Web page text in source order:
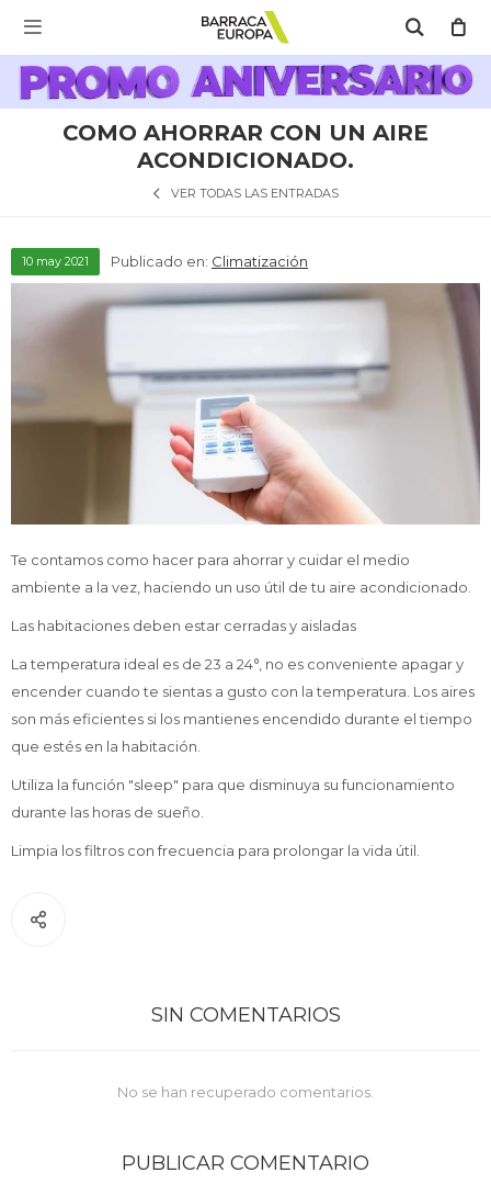

COMO AHORRAR CON UN AIRE
ACONDICIONADO.
VER TODAS LAS ENTRADAS
10 may 2021 Publicado en: Climatización
Te contamos como hacer para ahorrar y cuidar el medio
ambiente a la vez, haciendo un uso útil de tu aire acondicionado.
Las habitaciones deben estar cerradas y aisladas
La temperatura ideal es de 23 a 24°, no es conveniente apagar y
encender cuando te sientas a gusto con la temperatura. Los aires
son más eficientes si los mantienes encendido durante el tiempo
que estés en la habitación.
Utiliza la función "sleep" para que disminuya su funcionamiento
durante las horas de sueño.
Limpia los filtros con frecuencia para prolongar la vida útil.
SIN COMENTARIOS
No se han recuperado comentarios.
PUBLICAR COMENTARIO
MI CUENTA
Catálogo Escríbenos Aquí!! Promo Aniversario
Cocina
Refrigeración
Climatización
TV & Audio
Hogar
Baño
Celulares